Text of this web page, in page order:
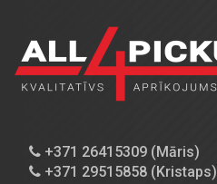
+371 26415309 (Māris)
+371 29515858 (Kristaps)
PREČU
KATALOGS